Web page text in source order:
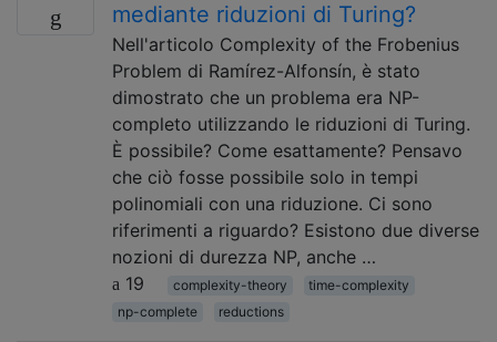
mediante riduzioni di Turing?
Nell'articolo Complexity of the Frobenius
Problem di Ramírez-Alfonsín, è stato
dimostrato che un problema era NP-
completo utilizzando le riduzioni di Turing.
È possibile? Come esattamente? Pensavo
che ciò fosse possibile solo in tempi
polinomiali con una riduzione. Ci sono
riferimenti a riguardo? Esistono due diverse
nozioni di durezza NP, anche …
19
complexity-theory
time-complexity
np-complete
reductions